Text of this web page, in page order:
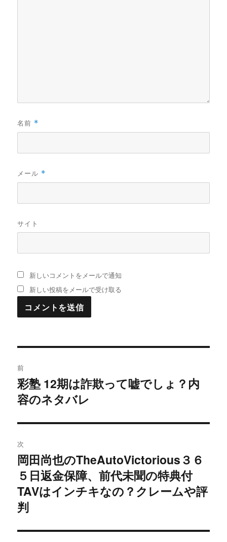
名前 *
メール *
サイト
新しいコメントをメールで通知
新しい投稿をメールで受け取る
稿
ナ
ビ
ゲ
ー
シ
ョ
ン
前
過
去
投
稿:
彩塾 12期は詐欺って嘘でしょ？内
容のネタバレ
次
次
の
投
稿:
岡田尚也のTheAutoVictorious３６
５日返金保障、前代未聞の特典付
TAVはインチキなの？クレームや評
判